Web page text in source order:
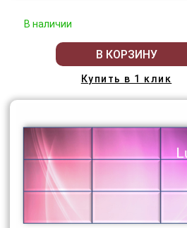
В наличии
В КОРЗИНУ
Купить в 1 клик